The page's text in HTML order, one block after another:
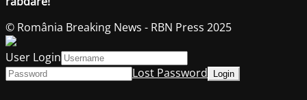
© România Breaking News - RBN Press 2025
User Login
Lost Password